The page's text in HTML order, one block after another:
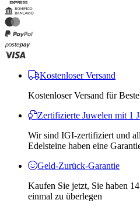
Kostenloser Versand
Kostenloser Versand für
Zertifizierte Juwelen mit 1
Wir sind IGI-zertifiziert und
Edelsteine ​​haben eine
Geld-Zurück-Garantie
Kaufen Sie jetzt, Sie haben
einmal zu überlegen